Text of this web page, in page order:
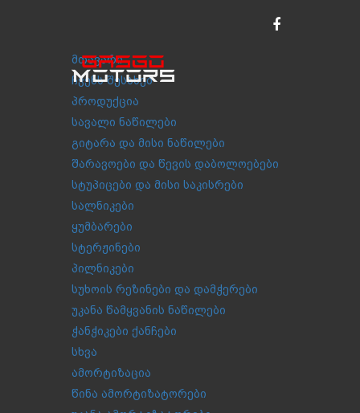
მთავარი
ჩვენს შესახებ
პროდუქცია
სავალი ნაწილები
გიტარა და მისი ნაწილები
შარავოები და წევის დაბოლოებები
სტუპიცები და მისი საკისრები
სალნიკები
ყუმბარები
სტერჟინები
პილნიკები
სუხოის რეზინები და დამჭერები
უკანა წამყვანის ნაწილები
ჭანჭიკები ქანჩები
სხვა
ამორტიზაცია
წინა ამორტიზატორები